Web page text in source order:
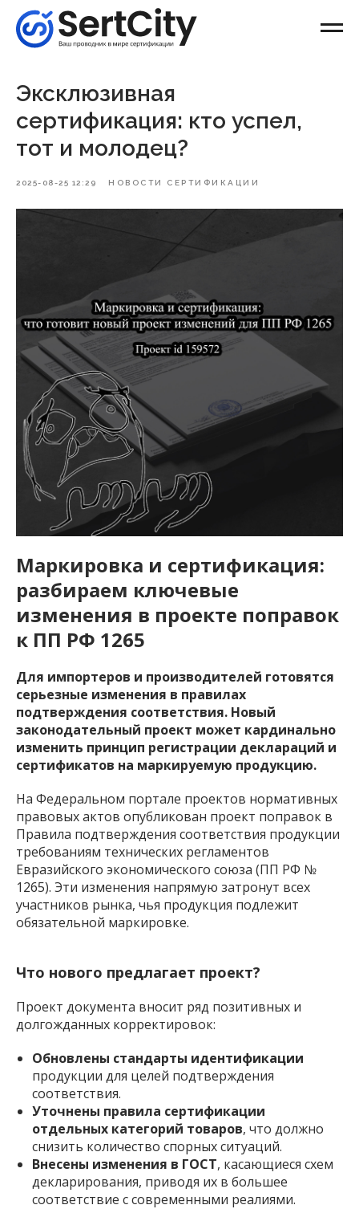
Эксклюзивная
сертификация: кто успел,
тот и молодец?
2025-08-25 12:29 НОВОСТИ СЕРТИФИКАЦИИ
Маркировка и сертификация:
разбираем ключевые
изменения в проекте поправок
к ПП РФ 1265
Для импортеров и производителей готовятся
серьезные изменения в правилах
подтверждения соответствия. Новый
законодательный проект может кардинально
изменить принцип регистрации деклараций и
сертификатов на маркируемую продукцию.
На Федеральном портале проектов нормативных
правовых актов опубликован проект поправок в
Правила подтверждения соответствия продукции
требованиям технических регламентов
Евразийского экономического союза (ПП РФ №
1265). Эти изменения напрямую затронут всех
участников рынка, чья продукция подлежит
обязательной маркировке.
Что нового предлагает проект?
Проект документа вносит ряд позитивных и
долгожданных корректировок:
Обновлены стандарты идентификации
продукции для целей подтверждения
соответствия.
Уточнены правила сертификации
отдельных категорий товаров, что должно
снизить количество спорных ситуаций.
Внесены изменения в ГОСТ, касающиеся схем
декларирования, приводя их в большее
соответствие с современными реалиями.